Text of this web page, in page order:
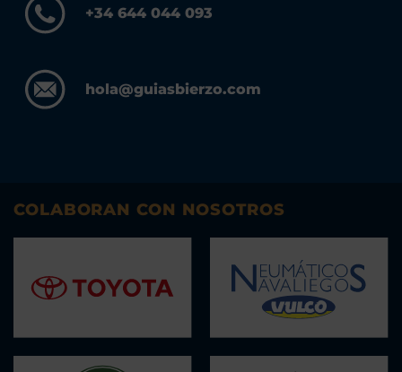
+34 644 044 093
hola@guiasbierzo.com
COLABORAN CON NOSOTROS